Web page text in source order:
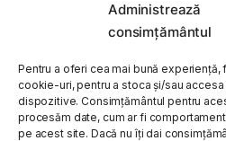
Administrează
consimțământul
Pentru a oferi cea mai bună
cookie-uri, pentru a stoca și/sau
dispozitive. Consimțământul pentru
procesăm date, cum ar fi
pe acest site. Dacă nu îți dai
My Account
Customer Care
About Us